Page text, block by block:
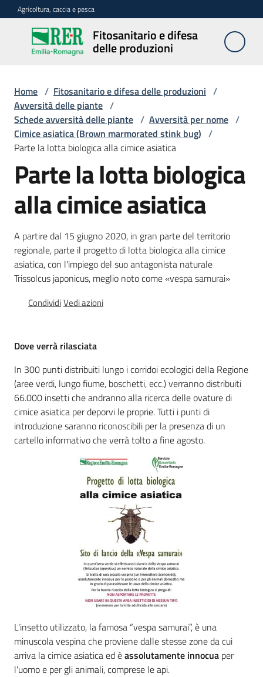
Vai al contenuto
Vai alla navigazione
Vai al footer
Agricoltura, caccia e pesca
Fitosanitario e difesa
delle produzioni
Fitosanitario
e difesa
produzioni
Avversità
delle
piante
Sorveglianza
Difesa
sostenibile
sementi
Import-
Export
Home / Fitosanitario e difesa delle produzioni /
Avversità delle piante /
Schede avversità delle piante / Avversità per nome /
Cimice asiatica (Brown marmorated stink bug) /
Parte la lotta biologica alla cimice asiatica
Parte la lotta biologica
alla cimice asiatica
A partire dal 15 giugno 2020, in gran parte del territorio
regionale, parte il progetto di lotta biologica alla cimice
asiatica, con l'impiego del suo antagonista naturale
Trissolcus japonicus, meglio noto come «vespa samurai»
CondividiVedi azioni
Doveverrà rilasciata
In 300 punti distribuiti lungo i corridoi ecologici della Regione
(aree verdi, lungo fiume, boschetti, ecc.) verranno distribuiti
66.000 insetti che andranno alla ricerca delle ovature di
cimice asiatica per deporvi le proprie. Tutti i punti di
introduzione saranno riconoscibili per la presenza di un
cartello informativo che verrà tolto a fine agosto.
L'insetto utilizzato, la famosa “vespa samurai”, è una
minuscola vespina che proviene dalle stesse zone da cui
arriva la cimice asiatica ed èassolutamente innocua per
l'uomo e per gli animali, comprese le api.